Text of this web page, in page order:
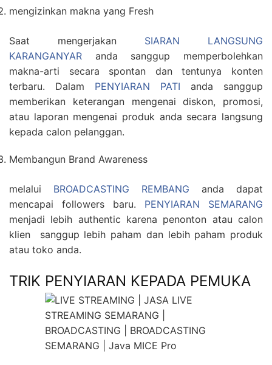
mengizinkan makna yang Fresh
Saat mengerjakan SIARAN LANGSUNG
KARANGANYAR anda sanggup memperbolehkan
makna-arti secara spontan dan tentunya konten
terbaru. Dalam PENYIARAN PATI anda sanggup
memberikan keterangan mengenai diskon, promosi,
atau laporan mengenai produk anda secara langsung
kepada calon pelanggan.
Membangun Brand Awareness
melalui BROADCASTING REMBANG anda dapat
mencapai followers baru. PENYIARAN SEMARANG
menjadi lebih authentic karena penonton atau calon
klien sanggup lebih paham dan lebih paham produk
atau toko anda.
TRIK PENYIARAN KEPADA PEMUKA